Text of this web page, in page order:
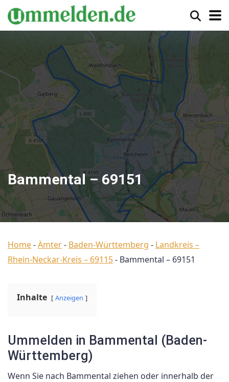
Bammental – 69151
Home-Ämter- Baden-Württemberg - Landkreis –
Rhein-Neckar-Kreis – 69115- Bammental – 69151
Inhalte Anzeigen
Ummelden in Bammental (Baden-
Württemberg)
Wenn Sie nach Bammental ziehen oder innerhalb der